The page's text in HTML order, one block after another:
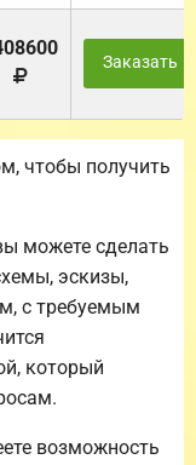
Заказать
чтобы получить
можете сделать
эскизы,
с требуемым
который
возможность